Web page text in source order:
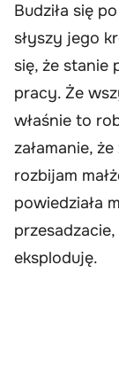
Budziła się
słyszy jego
się, że stanie
pracy. Że
właśnie to
załamanie,
rozbijam
powiedziała
przesadzacie,
eksploduję.